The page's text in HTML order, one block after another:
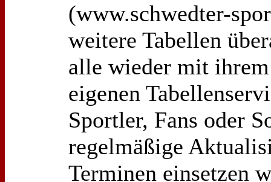
(www.schwedter-
weitere Tabellen
alle wieder mit
eigenen
Sportler, Fans oder
regelmäßige
Terminen einsetzen